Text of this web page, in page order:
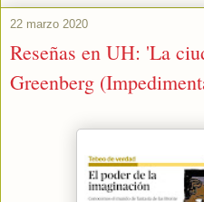
22 marzo 2020
Reseñas en UH: 'La
Greenberg